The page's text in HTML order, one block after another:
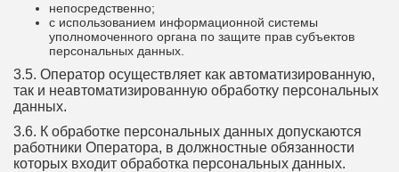
непосредственно;
с использованием информационной системы
уполномоченного органа по защите прав субъектов
персональных данных.
3.5. Оператор осуществляет как автоматизированную,
так и неавтоматизированную обработку персональных
данных.
3.6. К обработке персональных данных допускаются
работники Оператора, в должностные обязанности
которых входит обработка персональных данных.